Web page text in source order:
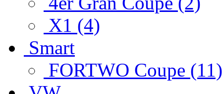
X1 (4)
Smart
FORTWO Coupe (11)